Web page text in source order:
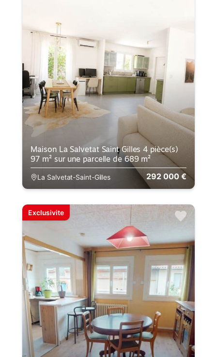
292 000 €
Maison La Salvetat Saint Gilles 4 pièce(s)
97 m² sur une parcelle de 689 m²
La Salvetat-Saint-Gilles
Exclusivite